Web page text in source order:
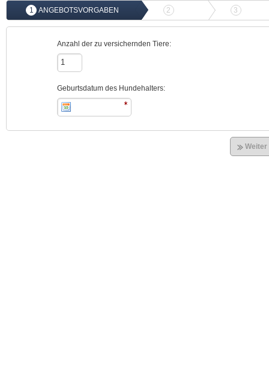
1 ANGEBOTSVORGABEN 2 ANGEBOTSVERGLEICH
3
Anzahl der zu versichernden Tiere:
Geburtsdatum des Hundehalters:
Weiter